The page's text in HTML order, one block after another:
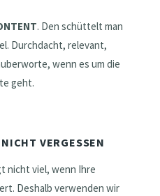
. Den schüttelt man
Durchdacht, relevant,
wenn es um die
geht.
VERGESSEN
nicht viel, wenn Ihre
Deshalb verwenden wir